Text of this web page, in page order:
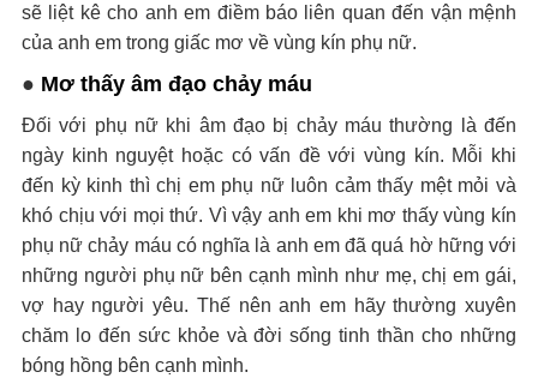
sẽ liệt kê cho anh em điềm báo liên quan đến vận mệnh
của anh em trong giấc mơ về vùng kín phụ nữ.
● Mơ thấy âm đạo chảy máu
Đối với phụ nữ khi âm đạo bị chảy máu thường là đến
ngày kinh nguyệt hoặc có vấn đề với vùng kín. Mỗi khi
đến kỳ kinh thì chị em phụ nữ luôn cảm thấy mệt mỏi và
khó chịu với mọi thứ. Vì vậy anh em khi mơ thấy vùng kín
phụ nữ chảy máu có nghĩa là anh em đã quá hờ hững với
những người phụ nữ bên cạnh mình như mẹ, chị em gái,
vợ hay người yêu. Thế nên anh em hãy thường xuyên
chăm lo đến sức khỏe và đời sống tinh thần cho những
bóng hồng bên cạnh mình.